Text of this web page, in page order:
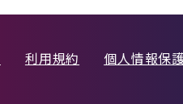
利用規約 個人情報保